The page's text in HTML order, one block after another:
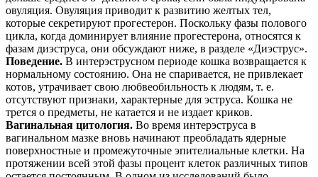
овуляция. Овуляция приводит к развитию желтых тел,
которые секретируют прогестерон. Поскольку фазы полового
цикла, когда доминирует влияние прогестерона, относятся к
фазам диэструса, они обсуждают ниже, в разделе «Диэструс».
Поведение. В интерэструсном периоде кошка возвращается к
нормальному состоянию. Она не спаривается, не привлекает
котов, утрачивает свою любвеобильность к людям, т. е.
отсутствуют признаки, характерные для эструса. Кошка не
трется о предметы, не катается и не издает криков.
Вагинальная цитология. Во время интерэструса в
вагинальном мазке вновь начинают преобладать ядерные
поверхностные и промежуточные эпителиальные клетки. На
протяжении всей этой фазы процент клеток различных типов